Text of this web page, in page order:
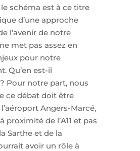
schéma est à ce titre
d’une approche
l’avenir de notre
met pas assez en
pour notre
Qu’en est-il
Pour notre part, nous
ce débat doit être
Angers-Marcé,
proximité de l’A11 et pas
Sarthe et de la
avoir un rôle à